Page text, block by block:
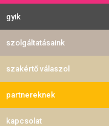
gyik
szolgáltatásaink
szakértő válaszol
partnereknek
kapcsolat